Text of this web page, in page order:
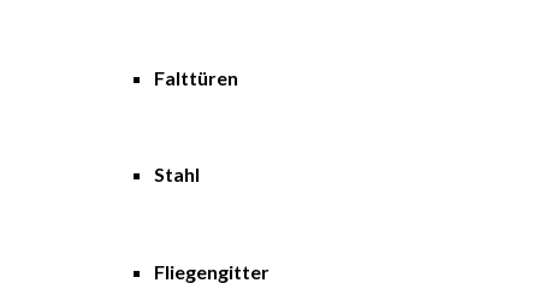
Falttüren
Stahl
Fliegengitter